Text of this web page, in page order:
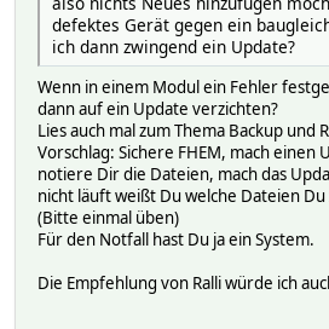
defektes Gerät gegen ein
ich dann zwingend ein Update?
Wenn in einem Modul ein Fehler
dann auf ein Update verzichten?
Lies auch mal zum Thema Backup und
Vorschlag: Sichere FHEM, mach einen
notiere Dir die Dateien, mach das
nicht läuft weißt Du welche Dateien
(Bitte einmal üben)
Für den Notfall hast Du ja ein System.
Die Empfehlung von Ralli würde ich